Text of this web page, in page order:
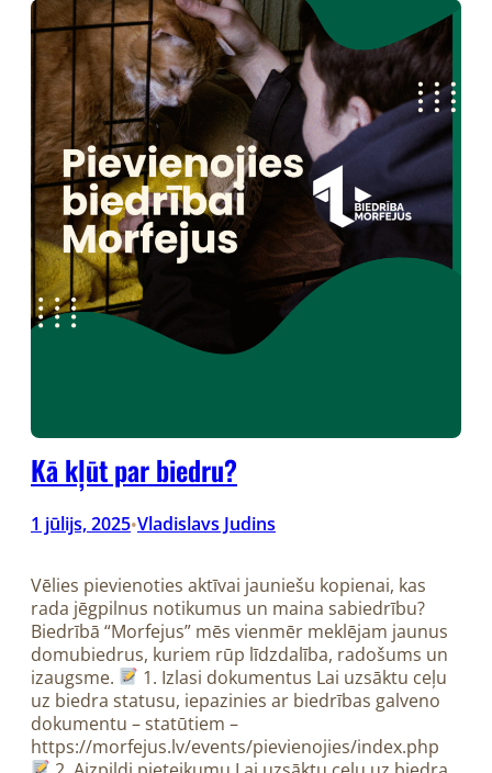
Kā kļūt par biedru?
1 jūlijs, 2025•Vladislavs Judins
Vēlies pievienoties aktīvai jauniešu kopienai, kas
rada jēgpilnus notikumus un maina sabiedrību?
Biedrībā “Morfejus” mēs vienmēr meklējam jaunus
domubiedrus, kuriem rūp līdzdalība, radošums un
izaugsme.
1. Izlasi dokumentus Lai uzsāktu ceļu
uz biedra statusu, iepazinies ar biedrības galveno
dokumentu – statūtiem –
https://morfejus.lv/events/pievienojies/index.php